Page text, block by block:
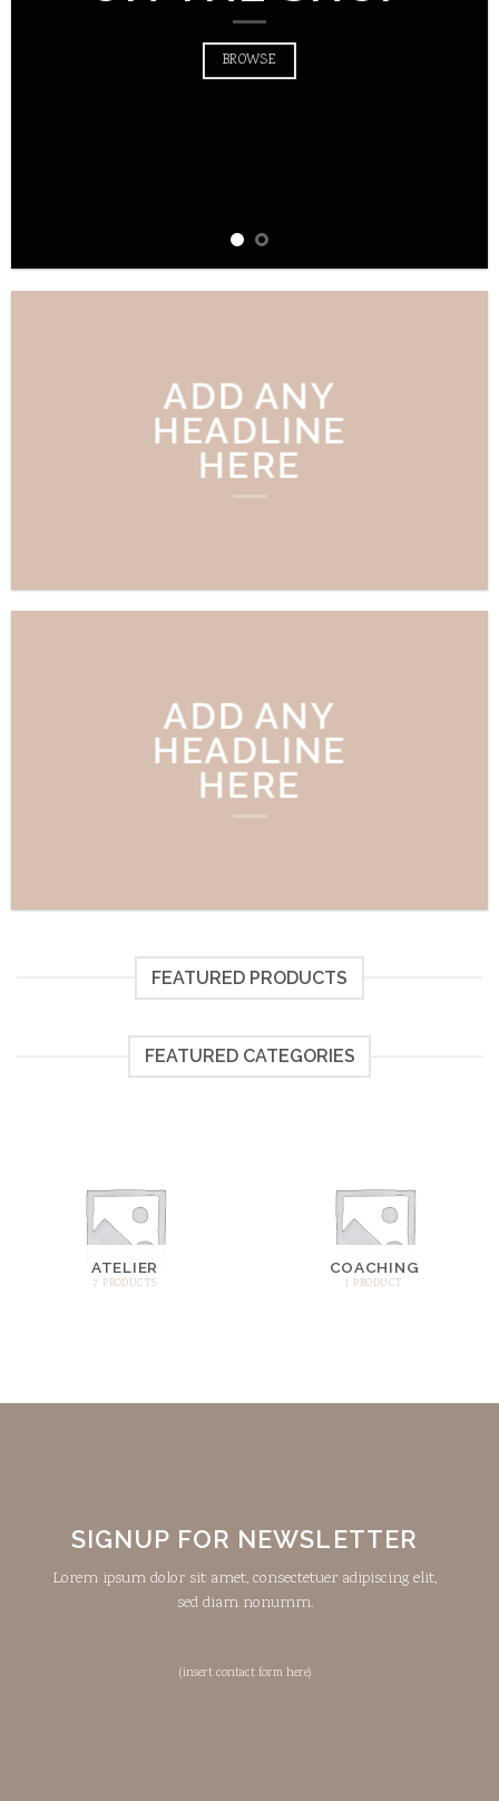
BROWSE
ADD ANY
HEADLINE
HERE
ADD ANY
HEADLINE
HERE
FEATURED PRODUCTS
FEATURED CATEGORIES
ATELIER
7 PRODUCTS
COACHING
1 PRODUCT
SIGNUP FOR NEWSLETTER
Lorem ipsum dolor sit amet, consectetuer adipiscing elit,
sed diam nonumm.
(insert contact form here)